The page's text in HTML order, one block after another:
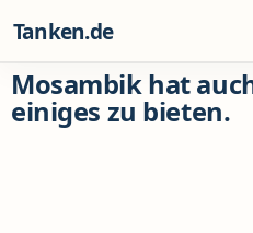
Tanken.de
Mosambik hat
einiges zu bieten.